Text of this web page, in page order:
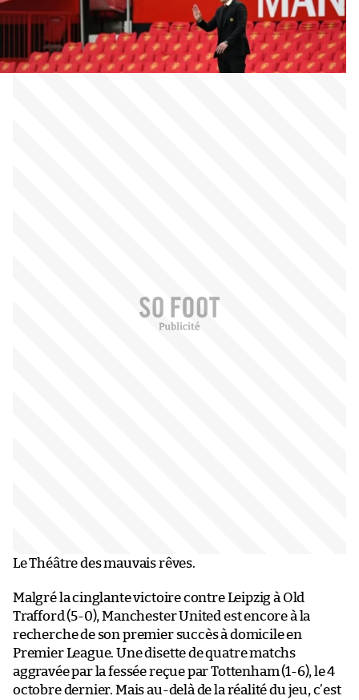
Le Théâtre des mauvais rêves.
Malgré la cinglante victoire contre Leipzig à Old
Trafford (5-0), Manchester United est encore à la
recherche de son premier succès à domicile en
Premier League. Une disette de quatre matchs
aggravée par la fessée reçue par Tottenham (1-6), le 4
octobre dernier. Mais au-delà de la réalité du jeu, c’est